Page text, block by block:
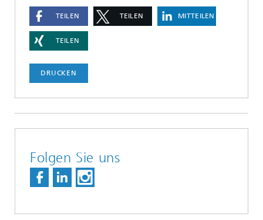
TEILEN TEILEN MITTEILEN
TEILEN
DRUCKEN
Folgen Sie uns